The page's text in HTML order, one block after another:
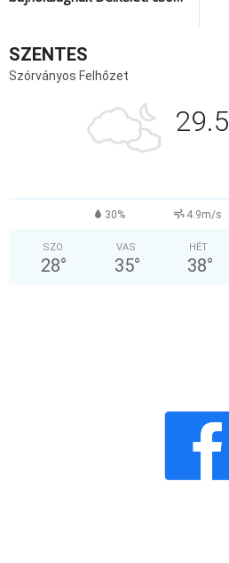
SZENTES
Szórványos Felhőzet
29.5
30% 4.9m/s
SZO
28°
VAS
35°
HÉT
38°